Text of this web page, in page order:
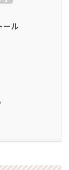
ール